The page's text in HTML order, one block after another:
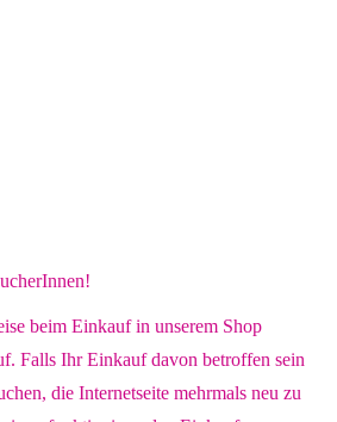
beim Einkauf in unserem Shop
Falls Ihr Einkauf davon betroffen sein
die Internetseite mehrmals neu zu